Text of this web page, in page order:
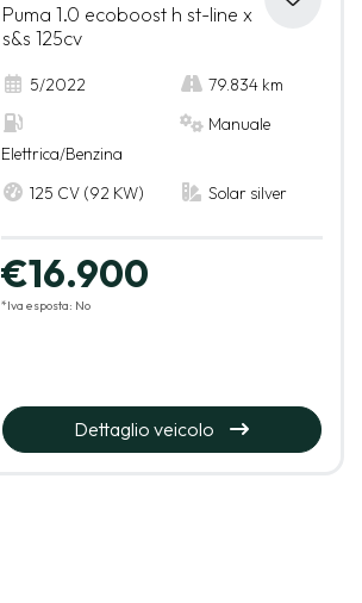
Puma 1.0 ecoboost h st-line x
s&s 125cv
5/2022 79.834 km
Elettrica/Benzina
Manuale
125 CV (92 KW) Solar silver
€16.900
*Iva esposta: No
Dettaglio veicolo